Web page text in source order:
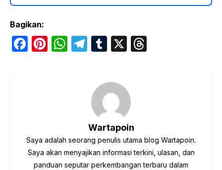
Bagikan:
F
o
k
Pi W
p
T
gr
a
m
T
bl
X
Wartapoin
Saya adalah seorang penulis utama blog Wartapoin.
Saya akan menyajikan informasi terkini, ulasan, dan
panduan seputar perkembangan terbaru dalam